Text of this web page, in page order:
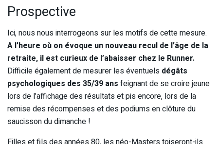
Prospective
Ici, nous nous interrogeons sur les motifs de cette mesure.
A l’heure où on évoque un nouveau recul de l’âge de la
retraite, il est curieux de l’abaisser chez le Runner.
Difficile également de mesurer les éventuels dégâts
psychologiques des 35/39 ans feignant de se croire jeune
lors de l’affichage des résultats et pis encore, lors de la
remise des récompenses et des podiums en clôture du
saucisson du dimanche !